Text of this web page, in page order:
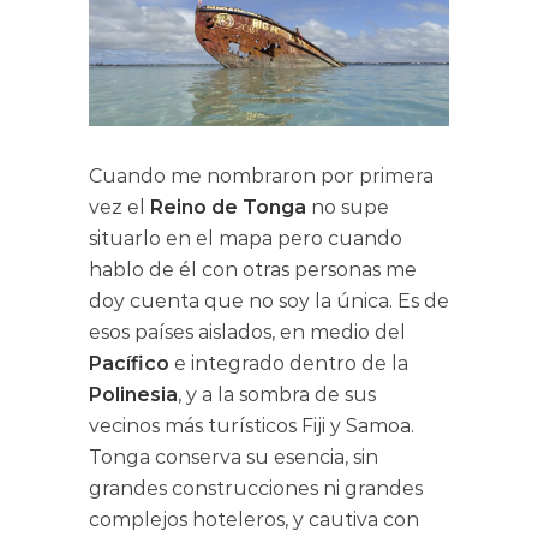
Cuando me nombraron por primera
vez el Reino de Tonga no supe
situarlo en el mapa pero cuando
hablo de él con otras personas me
doy cuenta que no soy la única. Es de
esos países aislados, en medio del
Pacífico e integrado dentro de la
Polinesia, y a la sombra de sus
vecinos más turísticos Fiji y Samoa.
Tonga conserva su esencia, sin
grandes construcciones ni grandes
complejos hoteleros, y cautiva con